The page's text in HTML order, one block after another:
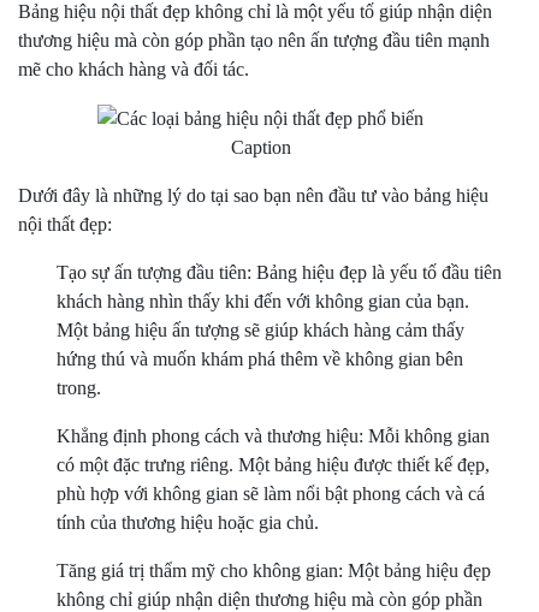
Bảng hiệu nội thất đẹp không chỉ là một yếu tố giúp nhận diện
thương hiệu mà còn góp phần tạo nên ấn tượng đầu tiên mạnh
mẽ cho khách hàng và đối tác.
Caption
Dưới đây là những lý do tại sao bạn nên đầu tư vào bảng hiệu
nội thất đẹp:
Tạo sự ấn tượng đầu tiên: Bảng hiệu đẹp là yếu tố đầu tiên
khách hàng nhìn thấy khi đến với không gian của bạn.
Một bảng hiệu ấn tượng sẽ giúp khách hàng cảm thấy
hứng thú và muốn khám phá thêm về không gian bên
trong.
Khẳng định phong cách và thương hiệu: Mỗi không gian
có một đặc trưng riêng. Một bảng hiệu được thiết kế đẹp,
phù hợp với không gian sẽ làm nổi bật phong cách và cá
tính của thương hiệu hoặc gia chủ.
Tăng giá trị thẩm mỹ cho không gian: Một bảng hiệu đẹp
không chỉ giúp nhận diện thương hiệu mà còn góp phần